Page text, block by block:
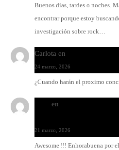
Buenos días, tardes o noches.
encontrar porque estoy
investigación sobre rock…
Carlota en
24 marzo, 2026
¿Cuando harán el proximo
en
21 marzo, 2026
Awesome !!! Enhorabuena por